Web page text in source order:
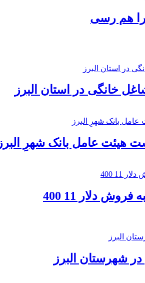
هم رسی
خانگی در استان البرز
هیئت عامل بانک شهرِ البرز
دلار 11 400
شهرستان البرز